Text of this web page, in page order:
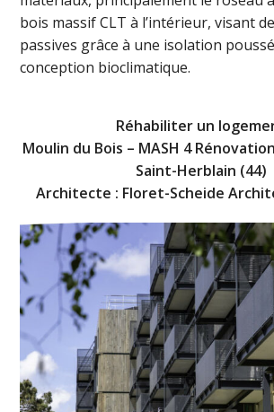
bois massif CLT à l’intérieur, visant
passives grâce à une isolation
conception bioclimatique.
Réhabiliter un
Moulin du Bois – MASH 4
Saint-Herblain (44)
Architecte : Floret-Scheide